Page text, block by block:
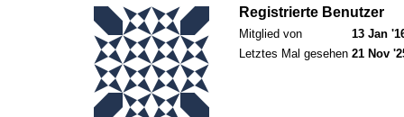
Registrierte Benutzer
Mitglied von
13 Jan
Letztes Mal gesehen 21 Nov